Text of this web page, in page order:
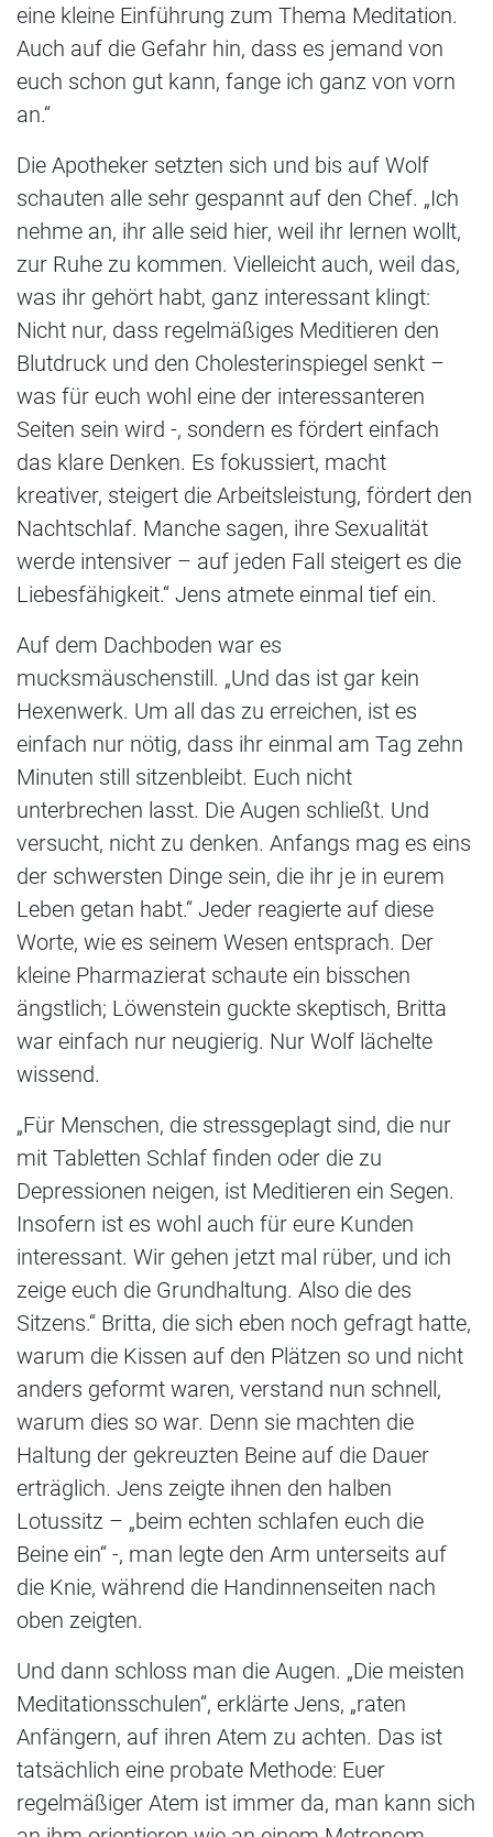
eine kleine Einführung zum Thema Meditation.
Auch auf die Gefahr hin, dass es jemand von
euch schon gut kann, fange ich ganz von vorn
an.“
Die Apotheker setzten sich und bis auf Wolf
schauten alle sehr gespannt auf den Chef. „Ich
nehme an, ihr alle seid hier, weil ihr lernen wollt,
zur Ruhe zu kommen. Vielleicht auch, weil das,
was ihr gehört habt, ganz interessant klingt:
Nicht nur, dass regelmäßiges Meditieren den
Blutdruck und den Cholesterinspiegel senkt –
was für euch wohl eine der interessanteren
Seiten sein wird -, sondern es fördert einfach
das klare Denken. Es fokussiert, macht
kreativer, steigert die Arbeitsleistung, fördert den
Nachtschlaf. Manche sagen, ihre Sexualität
werde intensiver – auf jeden Fall steigert es die
Liebesfähigkeit.“ Jens atmete einmal tief ein.
Auf dem Dachboden war es
mucksmäuschenstill. „Und das ist gar kein
Hexenwerk. Um all das zu erreichen, ist es
einfach nur nötig, dass ihr einmal am Tag zehn
Minuten still sitzenbleibt. Euch nicht
unterbrechen lasst. Die Augen schließt. Und
versucht, nicht zu denken. Anfangs mag es eins
der schwersten Dinge sein, die ihr je in eurem
Leben getan habt.“ Jeder reagierte auf diese
Worte, wie es seinem Wesen entsprach. Der
kleine Pharmazierat schaute ein bisschen
ängstlich; Löwenstein guckte skeptisch, Britta
war einfach nur neugierig. Nur Wolf lächelte
wissend.
„Für Menschen, die stressgeplagt sind, die nur
mit Tabletten Schlaf finden oder die zu
Depressionen neigen, ist Meditieren ein Segen.
Insofern ist es wohl auch für eure Kunden
interessant. Wir gehen jetzt mal rüber, und ich
zeige euch die Grundhaltung. Also die des
Sitzens.“ Britta, die sich eben noch gefragt hatte,
warum die Kissen auf den Plätzen so und nicht
anders geformt waren, verstand nun schnell,
warum dies so war. Denn sie machten die
Haltung der gekreuzten Beine auf die Dauer
erträglich. Jens zeigte ihnen den halben
Lotussitz – „beim echten schlafen euch die
Beine ein“ -, man legte den Arm unterseits auf
die Knie, während die Handinnenseiten nach
oben zeigten.
Und dann schloss man die Augen. „Die meisten
Meditationsschulen“, erklärte Jens, „raten
Anfängern, auf ihren Atem zu achten. Das ist
tatsächlich eine probate Methode: Euer
regelmäßiger Atem ist immer da, man kann sich